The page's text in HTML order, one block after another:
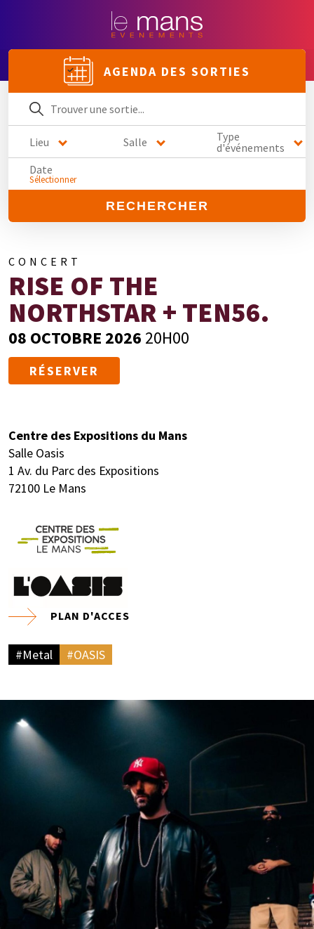
AGENDA DES SORTIES
Lieu Salle
Type
d'événements
Date
Sélectionner
RECHERCHER
CONCERT
RISE OF THE
NORTHSTAR + TEN56.
08 OCTOBRE 2026 20H00
RÉSERVER
Centre des Expositions du Mans
Salle Oasis
1 Av. du Parc des Expositions
72100 Le Mans
PLAN D'ACCES
#Metal #OASIS